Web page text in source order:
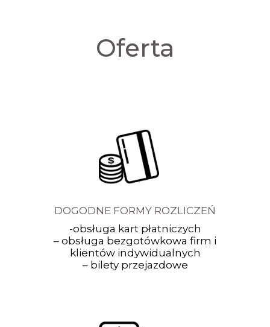
Oferta
DOGODNE FORMY ROZLICZEŃ
-obsługa kart płatniczych
– obsługa bezgotówkowa firm i
klientów indywidualnych
– bilety przejazdowe